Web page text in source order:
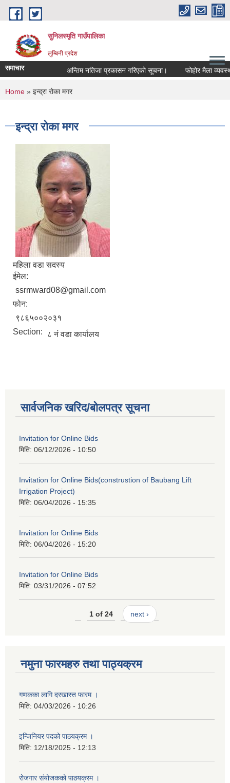
Skip to main content
सुनिलस्मृति गाउँपालिका
लुम्बिनी प्रदेश
समाचार अन्तिम नतिजा प्रकासन गरिएकाे सूचना। फोहोर मैला
You are here
Home » इन्द्रा रोका मगर
इन्द्रा रोका मगर
महिला वडा सदस्य
ईमेल:
ssrmward08@gmail.com
फोन:
९८६५००२०३१
Section:
८ नं वडा कार्यालय
सार्वजनिक खरिद/बोलपत्र सूचना
Invitation for Online Bids
मिति: 06/12/2026 - 10:50
Invitation for Online Bids(construstion of Baubang Lift
Irrigation Project)
मिति: 06/04/2026 - 15:35
Invitation for Online Bids
मिति: 06/04/2026 - 15:20
Invitation for Online Bids
मिति: 03/31/2026 - 07:52
1 of 24 next ›
नमुना फारमहरु तथा पाठ्यक्रम
गणकका लागि दरखास्त फारम ।
मिति: 04/03/2026 - 10:26
इन्जिनियर पदको पाठयक्रम ।
मिति: 12/18/2025 - 12:13
रोजगार संयोजकको पाठयक्रम ।